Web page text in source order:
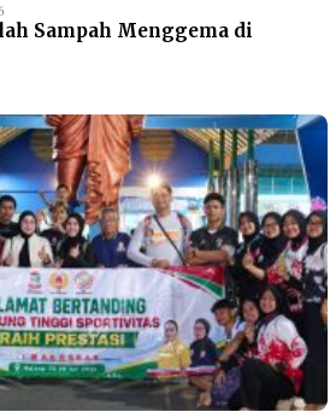
Sampah Menggema di